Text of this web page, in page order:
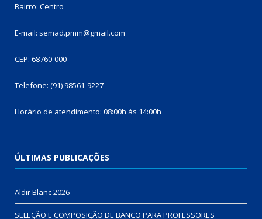
Bairro: Centro
E-mail: semad.pmm@gmail.com
CEP: 68760-000
Telefone: (91) 98561-9227
Horário de atendimento: 08:00h às 14:00h
ÚLTIMAS PUBLICAÇÕES
Aldir Blanc 2026
SELEÇÃO E COMPOSIÇÃO DE BANCO PARA PROFESSORES